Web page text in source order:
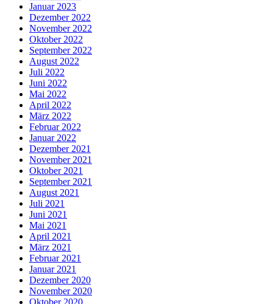
Januar 2023
Dezember 2022
November 2022
Oktober 2022
September 2022
August 2022
Juli 2022
Juni 2022
Mai 2022
April 2022
März 2022
Februar 2022
Januar 2022
Dezember 2021
November 2021
Oktober 2021
September 2021
August 2021
Juli 2021
Juni 2021
Mai 2021
April 2021
März 2021
Februar 2021
Januar 2021
Dezember 2020
November 2020
Oktober 2020